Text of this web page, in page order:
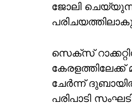
ജോലി
സെക്സ്
ചേർന്ന്
പരിപാടി